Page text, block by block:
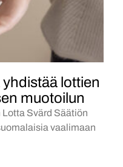
lottien
muotoilun
Svärd Säätiön
vaalimaan